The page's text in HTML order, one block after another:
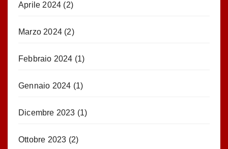
Aprile 2024 (2)
Marzo 2024 (2)
Febbraio 2024 (1)
Gennaio 2024 (1)
Dicembre 2023 (1)
Ottobre 2023 (2)